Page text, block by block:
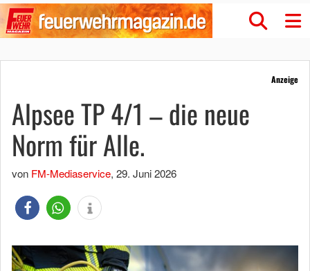
Anzeige
Alpsee TP 4/1 – die neue
Norm für Alle.
von FM-Mediaservice, 29. Juni 2026